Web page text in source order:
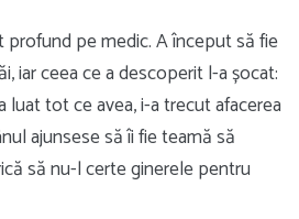
pe medic. A început să fie
iar ceea ce a descoperit l-a șocat:
luat tot ce avea, i-a trecut afacerea
ajunsese să îi fie teamă să
să nu-l certe ginerele pentru